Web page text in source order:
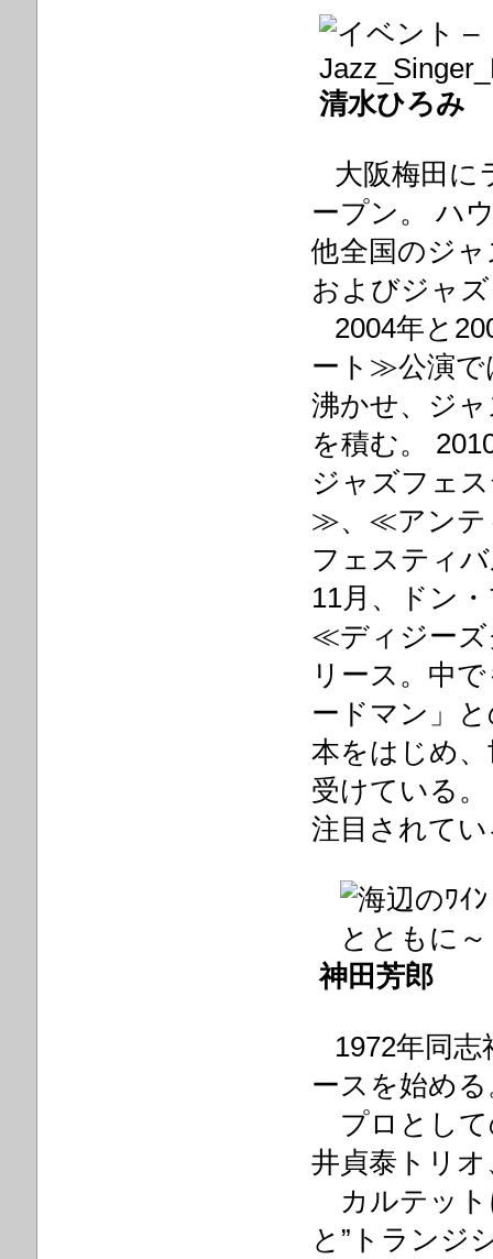
清水ひろみ
大阪梅田に
ープン。 ハ
他全国のジ
およびジャ
2004年と
ート≫公演で
沸かせ、ジ
を積む。
ジャズフェ
≫、≪アンテ
フェスティ
11月、ドン
≪ディジーズ
リース。中
ードマン」
本をはじめ
受けている
注目されて
神田芳郎
1972年同志
ースを始め
プロとして
井貞泰トリ
カルテット
と”トランジ